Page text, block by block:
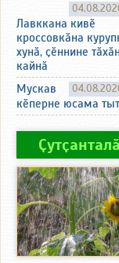
Лавккана кивӗ
кроссовкӑна
хунӑ, ҫӗннине
кайнӑ
Мускав
кӗперне юсама